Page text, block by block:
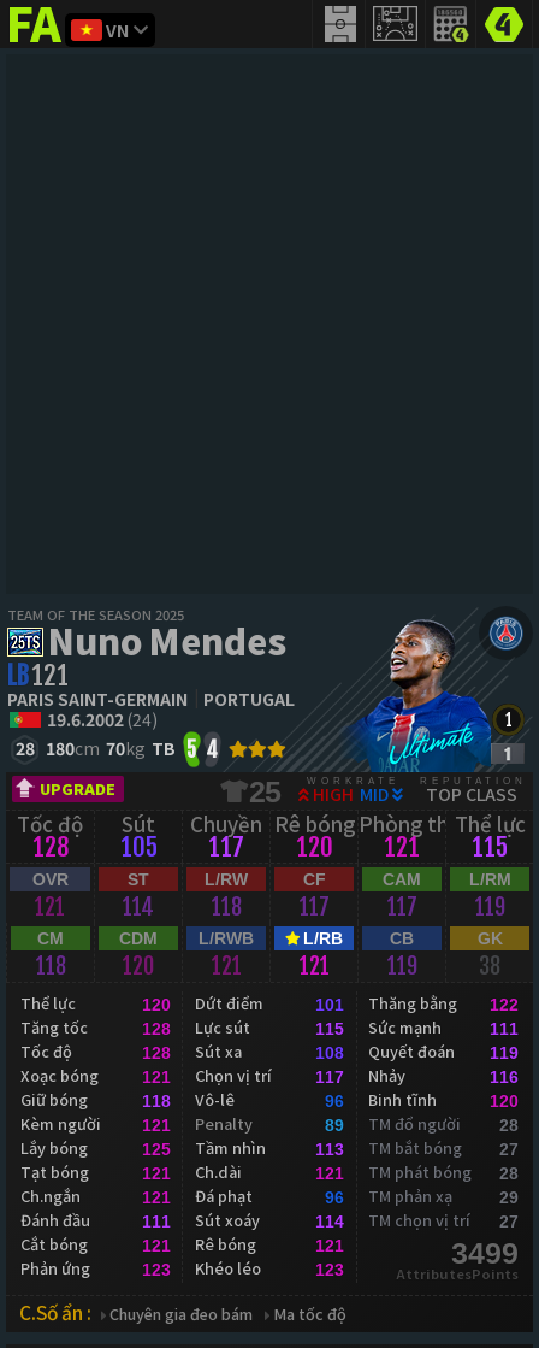
FIFAaddict
VN
TEAM OF THE SEASON 2025
Nuno Mendes
LB121
PARIS SAINT-GERMAIN
PORTUGAL
19.6.2002(24)
28 180cm 70kg TB 5 4
UPGRADE 25 WORKRATE
HIGH MID
REPUTATION
TOP CLASS
Tốc độ
128
Sút
105
Chuyền
117
Rê bóng
120
Phòng thủ
121
Thể lực
115
OVR
121
ST
114
L/RW
118
CF
117
CAM
117
L/RM
119
CM
118
CDM
120
L/RWB
121
L/RB
121
CB
119
GK
38
Thể lực 120
Tăng tốc 128
Tốc độ 128
Xoạc bóng 121
Giữ bóng 118
Kèm người 121
Lắy bóng 125
Tạt bóng 121
Ch.ngắn 121
Đánh đầu 111
Cắt bóng 121
Phản ứng 123
Dứt điểm 101
Lực sút 115
Sút xa 108
Chọn vị trí 117
Vô-lê 96
Penalty 89
Tầm nhìn 113
Ch.dài 121
Đá phạt 96
Sút xoáy 114
Rê bóng 121
Khéo léo 123
Thăng bằng 122
Sức mạnh 111
Quyết đoán 119
Nhảy 116
Binh tĩnh 120
TM đổ người 28
TM bắt bóng 27
TM phát bóng 28
TM phản xạ 29
TM chọn vị trí 27
3499
AttributesPoints
C.Số ẩn : Chuyên gia đeo bám Ma tốc độ